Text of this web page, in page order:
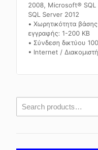
2008, Microsoft®
SQL Server 2012
• Χωρητικότητα
εγγραφής: 1-200 KB
• Σύνδεση δικτύου
• Internet /